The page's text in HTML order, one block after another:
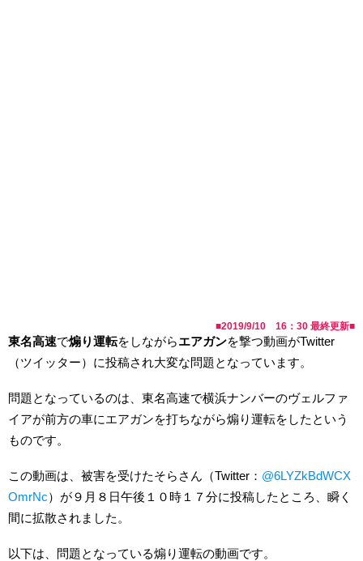
■2019/9/10 16：30 最終更新■
東名高速で煽り運転をしながらエアガンを撃つ動画がTwitter
（ツイッター）に投稿され大変な問題となっています。
問題となっているのは、東名高速で横浜ナンバーのヴェルファ
イアが前方の車にエアガンを打ちながら煽り運転をしたという
ものです。
この動画は、被害を受けたそらさん（Twitter： @6LYZkBdWCX
OmrNc）が９月８日午後１０時１７分に投稿したところ、瞬く
間に拡散されました。
以下は、問題となっている煽り運転の動画です。